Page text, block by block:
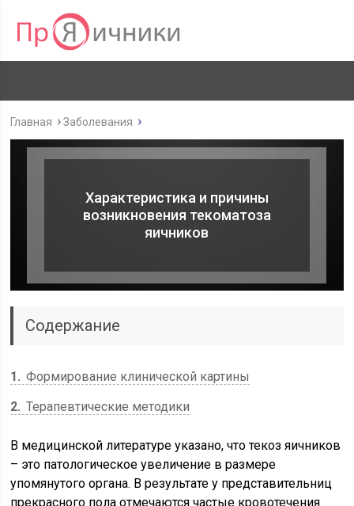
Главная Заболевания
Характеристика и причины
возникновения текоматоза
яичников
Содержание
1
Формирование клинической картины
2 Терапевтические методики
В медицинской литературе указано, что текоз яичников
– это патологическое увеличение в размере
упомянутого органа. В результате у представительниц
прекрасного пола отмечаются частые кровотечения